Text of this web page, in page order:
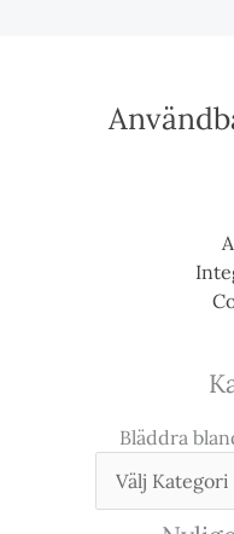
Bläddra